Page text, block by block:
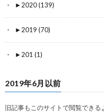
► 2020 (139)
► 2019 (70)
► 201 (1)
2019年6月以前
旧記事もこのサイトで閲覧できる